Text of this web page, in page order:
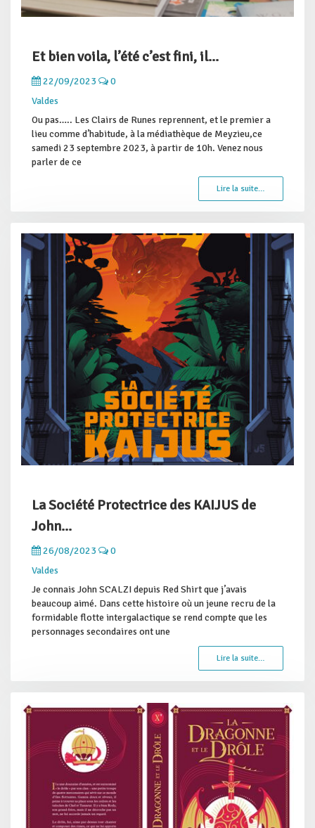
Et bien voila, l’été c’est fini, il...
22/09/2023
0
Valdes
Ou pas….. Les Clairs de Runes reprennent, et le premier a
lieu comme d’habitude, à la médiathèque de Meyzieu,ce
samedi 23 septembre 2023, à partir de 10h. Venez nous
parler de ce
Lire la suite…
La Société Protectrice des KAIJUS de
John...
26/08/2023
0
Valdes
Je connais John SCALZI depuis Red Shirt que j’avais
beaucoup aimé. Dans cette histoire où un jeune recru de la
formidable flotte intergalactique se rend compte que les
personnages secondaires ont une
Lire la suite…